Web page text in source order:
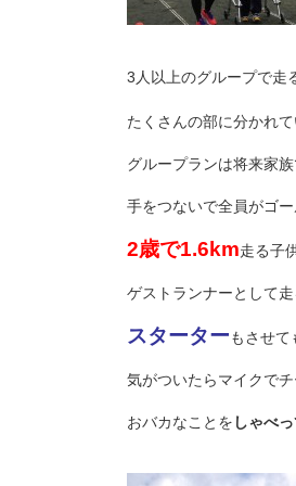
3人以上のグループで走
たくさんの部に分かれ
グループランは将来家族
手をつないで全員がゴ
2歳で1.6km走る子
ゲストランナーとして走
スターターもさせて
気がついたらマイクで
おバカなことを しゃべ